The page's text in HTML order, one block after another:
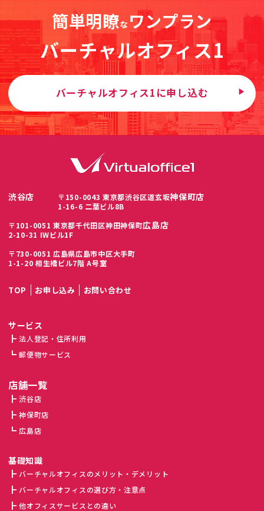
簡単明瞭なワンプラン
バーチャルオフィス1
バーチャルオフィス1に申し込む
渋谷店
〒150-0043 東京都渋谷区道玄坂
1-16-6 二葉ビル8B
神保町店
〒101-0051 東京都千代田区神田神保町
2-10-31 IWビル1F
広島店
〒730-0051 広島県広島市中区大手町
1-1-20 相生橋ビル7階 A号室
TOP お申し込み お問い合わせ
サービス
法人登記・住所利用
郵便物サービス
店舗一覧
渋谷店
神保町店
広島店
基礎知識
バーチャルオフィスのメリット・デメリット
バーチャルオフィスの選び方・注意点
他オフィスサービスとの違い